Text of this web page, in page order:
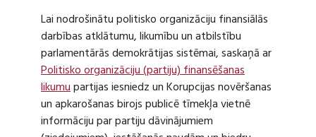
Lai nodrošinātu politisko organizāciju finansiālās
darbības atklātumu, likumību un atbilstību
parlamentārās demokrātijas sistēmai, saskaņā ar
Politisko organizāciju (partiju) finansēšanas
likumupartijas iesniedz un Korupcijas novēršanas
un apkarošanas birojs publicē tīmekļa vietnē
informāciju par partiju dāvinājumiem